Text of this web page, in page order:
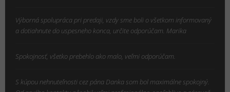
Výborná spolupráca pri predaji, vzdy sme boli o všetkom informovaný
a dotiahnute do uspesneho konca, určite odporúčam. Marika
Spokojnosť, všetko prebehlo ako malo, veľmi odporúčam.
S kúpou nehnuteľnosti cez pána Danka som bol maximálne spokojný.